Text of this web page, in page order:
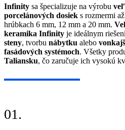
Infinity sa špecializuje na výrobu
porcelánových dosiek s rozmermi
hrúbkach 6 mm, 12 mm a 20 mm.
keramika Infinity je ideálnym
steny, tvorbu nábytku alebo
fasádových systémoch. Všetky
Taliansku, čo zaručuje ich vysokú
01.